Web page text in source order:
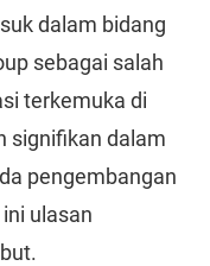
dalam bidang
sebagai salah
terkemuka di
signifikan dalam
pengembangan
ulasan